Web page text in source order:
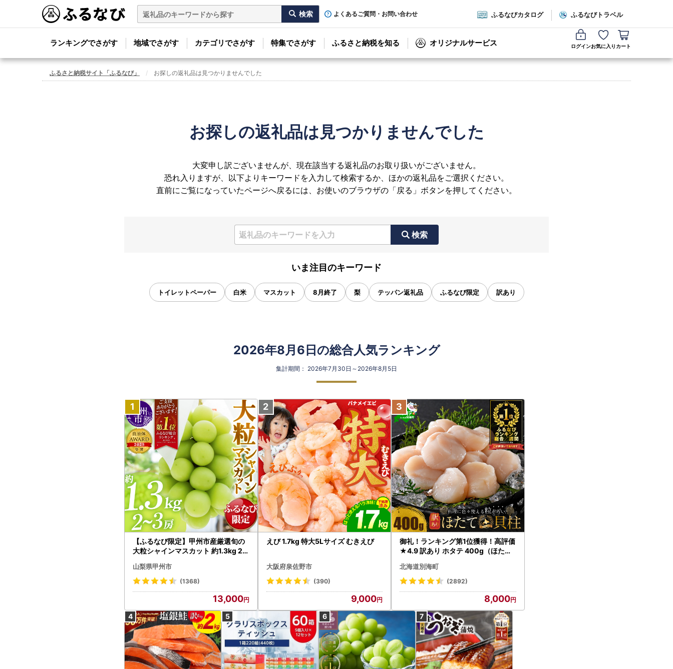
よくあるご質問・お問い合わせ ふるなびカタログ ふるなびトラベル
ランキングでさがす 地域でさがす カテゴリでさがす 特集でさがす ふるさと納税を知る オリジナルサービス ログインお気に入り カート
ふるさと納税サイト「ふるなび」 お探しの返礼品は見つかりませんでした
お探しの返礼品は見つかりませんでした
大変申し訳ございませんが、現在該当する返礼品のお取り扱いがございません。
恐れ入りますが、以下よりキーワードを入力して検索するか、ほかの返礼品をご選択ください。
直前にご覧になっていたページへ戻るには、お使いのブラウザの「戻る」ボタンを押してください。
検索
いま注目のキーワード
トイレットペーパー 白米 マスカット 8月終了 梨 テッパン返礼品 ふるなび限定 訳あり
2026年8月6日の総合人気ランキング
集計期間： 2026年7月30日～2026年8月5日
【ふるなび限定】甲州市産厳選旬の
大粒シャインマスカット 約1.3kg 2
472 FN-Limited-VO シャインマス
カット フルーツ
山梨県甲州市
(1368)
13,000
えび 1.7kg 特大5Lサイズ むきえび
大阪府泉佐野市
(390)
9,000
御礼！ランキング第1位獲得！高評価
★4.9 訳あり ホタテ 400g（ほたて
北海道別海町
(2892)
8,000